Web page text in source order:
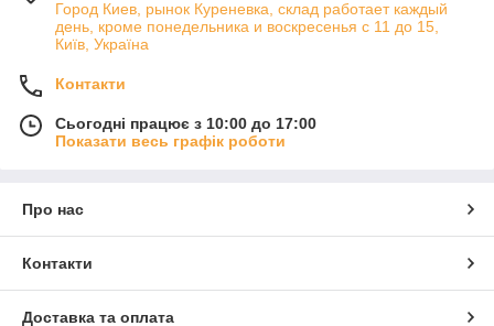
Город Киев, рынок Куреневка, склад работает каждый
день, кроме понедельника и воскресенья с 11 до 15,
Київ, Україна
Контакти
Сьогодні працює з 10:00 до 17:00
Показати весь графік роботи
Про нас
Контакти
Доставка та оплата